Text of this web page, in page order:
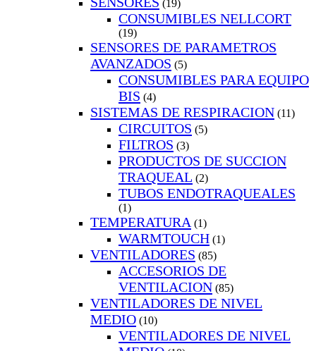
(19)
CONSUMIBLES NELLCORT
(19)
SENSORES DE PARAMETROS
AVANZADOS (5)
CONSUMIBLES PARA EQUIPO
BIS (4)
SISTEMAS DE RESPIRACION (11)
CIRCUITOS (5)
FILTROS (3)
PRODUCTOS DE SUCCION
TRAQUEAL (2)
TUBOS ENDOTRAQUEALES
(1)
TEMPERATURA (1)
WARMTOUCH (1)
VENTILADORES (85)
ACCESORIOS DE
VENTILACION (85)
VENTILADORES DE NIVEL
MEDIO (10)
VENTILADORES DE NIVEL